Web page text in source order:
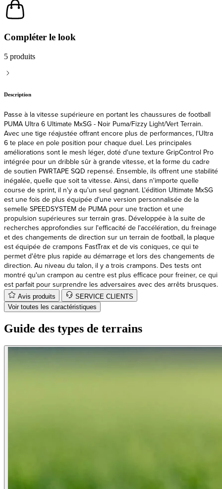
Compléter le look
5 produits
Description
Passe à la vitesse supérieure en portant les chaussures de football
Avec une tige réajustée offrant encore plus de performances, l'Ultra
6 te place en pole position pour chaque duel. Les principales
améliorations sont le mesh léger, doté d'une texture GripControl Pro
intégrée pour un dribble sûr à grande vitesse, et la forme du cadre
de soutien PWRTAPE SQD repensé. Ensemble, ils offrent une stabilité
inégalée, quelle que soit ta vitesse. Ainsi, dans n'importe quelle
course de sprint, il n'y a qu'un seul gagnant. L'édition Ultimate MxSG
est une fois de plus équipée d'une version personnalisée de la
semelle SPEEDSYSTEM de PUMA pour une traction et une
propulsion supérieures sur terrain gras. Développée à la suite de
recherches approfondies sur l'efficacité de l'accélération, du freinage
et des changements de direction sur un terrain de football, la plaque
est équipée de crampons FastTrax et de vis coniques, ce qui te
permet d'être plus rapide au démarrage et lors des changements de
direction. Au niveau du talon, il y a trois crampons. Des tests ont
montré qu'un crampon au centre est plus efficace pour freiner, ce qui
est parfait pour surprendre les adversaires avec des arrêts brusques.
Avis produits
SERVICE CLIENTS
Voir toutes les caractéristiques
Guide des types de terrains